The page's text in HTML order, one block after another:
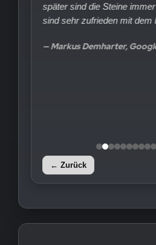
später sind die Steine
sind sehr zufrieden mit dem
— Markus Demharter,
← Zurück